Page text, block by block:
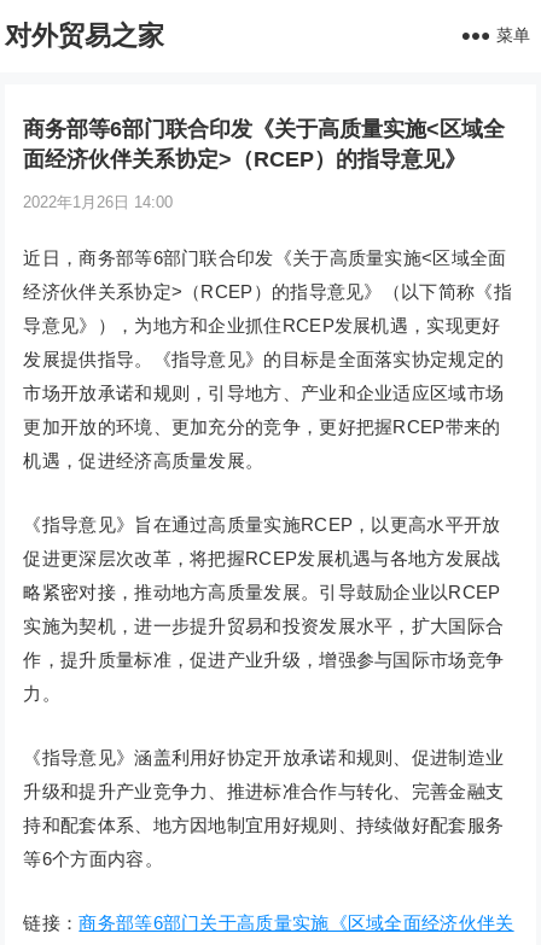
对外贸易之家 菜单
商务部等6部门联合印发《关于高质量实施<区域全
面经济伙伴关系协定>（RCEP）的指导意见》
2022年1月26日 14:00
近日，商务部等6部门联合印发《关于高质量实施<区域全面
经济伙伴关系协定>（RCEP）的指导意见》（以下简称《指
导意见》），为地方和企业抓住RCEP发展机遇，实现更好
发展提供指导。《指导意见》的目标是全面落实协定规定的
市场开放承诺和规则，引导地方、产业和企业适应区域市场
更加开放的环境、更加充分的竞争，更好把握RCEP带来的
机遇，促进经济高质量发展。
《指导意见》旨在通过高质量实施RCEP，以更高水平开放
促进更深层次改革，将把握RCEP发展机遇与各地方发展战
略紧密对接，推动地方高质量发展。引导鼓励企业以RCEP
实施为契机，进一步提升贸易和投资发展水平，扩大国际合
作，提升质量标准，促进产业升级，增强参与国际市场竞争
力。
《指导意见》涵盖利用好协定开放承诺和规则、促进制造业
升级和提升产业竞争力、推进标准合作与转化、完善金融支
持和配套体系、地方因地制宜用好规则、持续做好配套服务
等6个方面内容。
链接：商务部等6部门关于高质量实施《区域全面经济伙伴关